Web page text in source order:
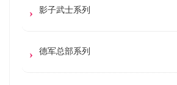
影子武士系列
德军总部系列